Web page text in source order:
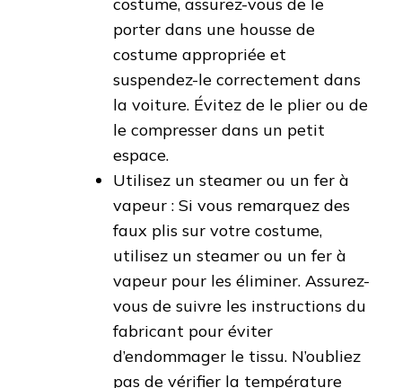
porter dans une housse de
costume appropriée et
suspendez-le correctement dans
la voiture. Évitez de le plier ou de
le compresser dans un petit
espace.
Utilisez un steamer ou un fer à
vapeur : Si vous remarquez des
faux plis sur votre costume,
utilisez un steamer ou un fer à
vapeur pour les éliminer. Assurez-
vous de suivre les instructions du
fabricant pour éviter
d’endommager le tissu. N’oubliez
pas de vérifier la température